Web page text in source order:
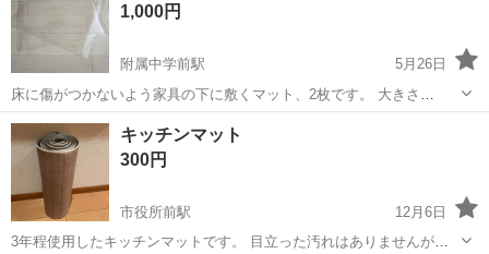
マット
1,000円
附属中学前駅
5月26日
床に傷がつかないよう家具の下に敷くマット、2枚です。 大きさ
62.5cm×52.5cm 厚み1mm およその数値です、多少の誤差ご容赦くだ
さい。 ツルツル面とザラザラ面があります。 半透明です。 4,5年程使
いました。 ...
長野 長野市 附属中学前駅
マット
キッチンマット
300円
市役所前駅
12月6日
3年程使用したキッチンマットです。 目立った汚れはありませんが、